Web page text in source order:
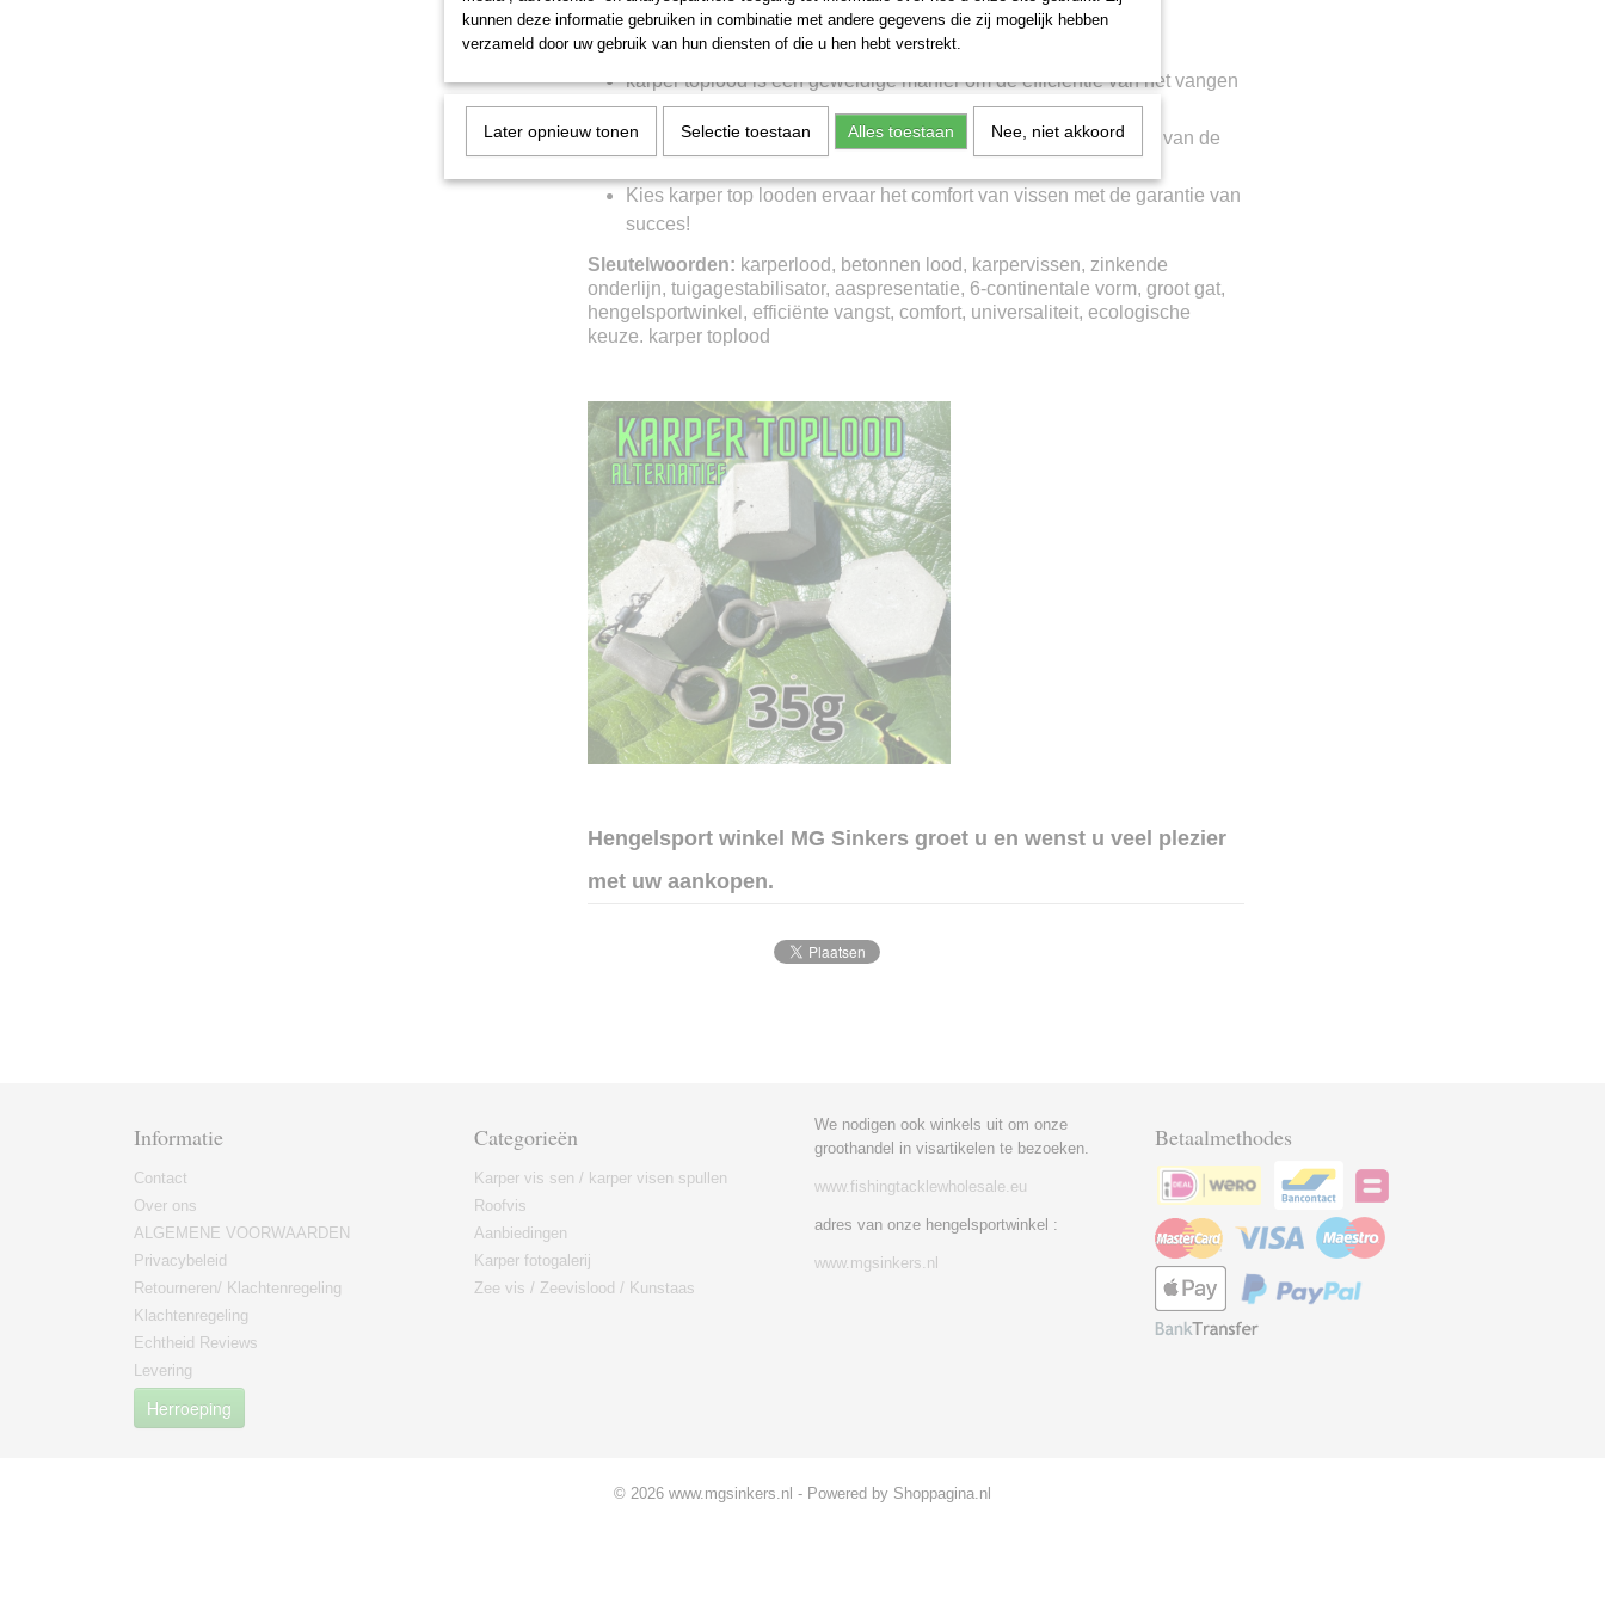
Onthoud:
karper toplood is een geweldige manier om de efficiëntie van het vangen
van karpers te vergroten.
De innovatieve vorm en het hoge gewicht garanderen stabiliteit van de
Kies karper top looden ervaar het comfort van vissen met de garantie van
succes!
Sleutelwoorden: karperlood, betonnen lood, karpervissen, zinkende
onderlijn, tuigagestabilisator, aaspresentatie, 6-continentale vorm, groot gat,
hengelsportwinkel, efficiënte vangst, comfort, universaliteit, ecologische
keuze. karper toplood
Hengelsport winkel MG Sinkers groet u en wenst u veel plezier
met uw aankopen.
Informatie
Contact
Over ons
ALGEMENE VOORWAARDEN
Privacybeleid
Retourneren/ Klachtenregeling
Klachtenregeling
Echtheid Reviews
Levering
Herroeping
Categorieën
Karper vis sen / karper visen spullen
Roofvis
Aanbiedingen
Karper fotogalerij
Zee vis / Zeevislood / Kunstaas
We nodigen ook winkels uit om onze
groothandel in visartikelen te bezoeken.
www.fishingtacklewholesale.eu
adres van onze hengelsportwinkel :
www.mgsinkers.nl
Betaalmethodes
© 2026 www.mgsinkers.nl - Powered by Shoppagina.nl
kunnen deze informatie gebruiken in combinatie met andere gegevens die zij mogelijk hebben
verzameld door uw gebruik van hun diensten of die u hen hebt verstrekt.
Later opnieuw tonen Selectie toestaan Alles toestaan Nee, niet akkoord